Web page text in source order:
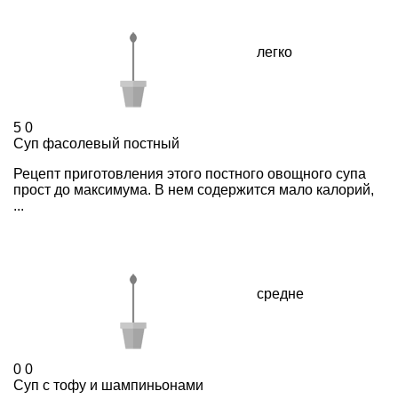
легко
5 0
Суп фасолевый постный
Рецепт приготовления этого постного овощного супа
прост до максимума. В нем содержится мало калорий,
...
средне
0 0
Суп с тофу и шампиньонами